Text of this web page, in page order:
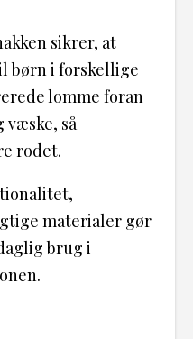
sikrer, at
børn i forskellige
lomme foran
væske, så
rodet.
materialer gør
brug i